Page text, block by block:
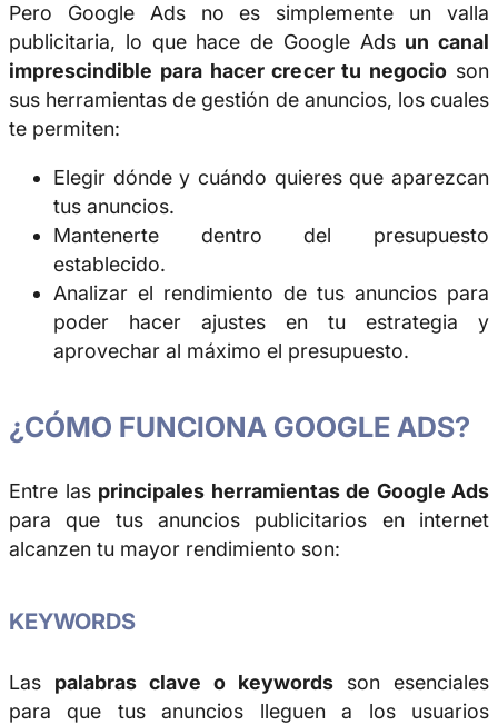
Pero Google Ads no es simplemente un valla
publicitaria, lo que hace de Google Ads un canal
imprescindible para hacer crecer tu negocio son
sus herramientas de gestión de anuncios, los cuales
te permiten:
Elegir dónde y cuándo quieres que aparezcan
tus anuncios.
Mantenerte dentro del presupuesto
establecido.
Analizar el rendimiento de tus anuncios para
poder hacer ajustes en tu estrategia y
aprovechar al máximo el presupuesto.
¿CÓMO FUNCIONA GOOGLE ADS?
Entre las principales herramientas de Google Ads
para que tus anuncios publicitarios en internet
alcanzen tu mayor rendimiento son:
KEYWORDS
Las palabras clave o keywords son esenciales
para que tus anuncios lleguen a los usuarios